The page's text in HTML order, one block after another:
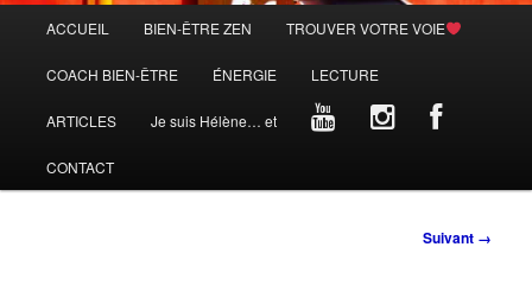
principal
ACCUEIL BIEN-ÊTRE ZEN TROUVER VOTRE VOIE
COACH BIEN-ÊTRE ÉNERGIE LECTURE
ARTICLES Je suis Hélène… et
CONTACT
Suivant →